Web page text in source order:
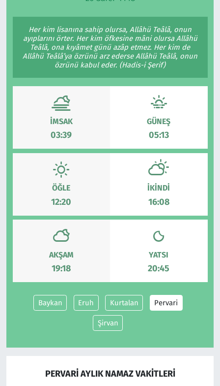
Her kim lisanına sahip olursa, Allâhü Teâlâ, onun
ayıplarını örter. Her kim öfkesine mâni olursa Allâhü
Teâlâ, ona kıyâmet günü azâp etmez. Her kim de
Allâhü Teâlâ’ya özrünü arz ederse Allâhü Teâlâ, onun
özrünü kabul eder. (Hadis-i Şerif)
İMSAK
03:39
GÜNEŞ
05:13
ÖĞLE
12:20
İKINDI
16:08
AKŞAM
19:18
YATSI
20:45
Baykan Eruh Kurtalan Pervari
Şirvan
PERVARI AYLIK NAMAZ VAKITLERI
Ekonomi
Siyaset
Foto Galeri
Yazarlar
Gündem
Kapaklı
Kırklareli
Malkara
Şarköy
Siyaset
Süleymanpaşa